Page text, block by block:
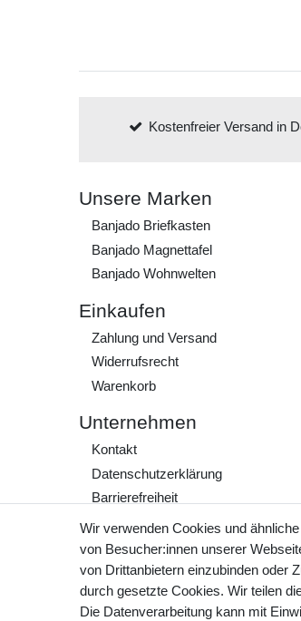
Kostenfreier Versand in
Unsere Marken
Banjado Briefkasten
Banjado Magnettafel
Banjado Wohnwelten
Einkaufen
Zahlung und Versand
Widerrufs­recht
Warenkorb
Unternehmen
Kontakt
Daten­schutz­erklärung
Barrierefreiheit
AGB
Impressum
Werde Teil unserer
Community
Wir verwenden Cookies und
von Besucher:innen unserer
von Drittanbietern einzubinden oder
durch gesetzte Cookies. Wir teilen
Die Datenverarbeitung kann mit